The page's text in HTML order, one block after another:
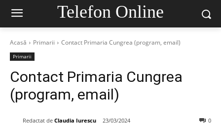
Telefon Online
Acasă Primarii Contact Primaria Cungrea (program, email)
Primarii
Contact Primaria Cungrea
(program, email)
Redactat de Claudia Iurescu 23/03/2024 0